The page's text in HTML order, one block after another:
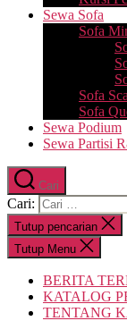
Sewa Sofa
Sofa
Sofa
Sofa
Sewa Podium
Sewa Partisi
Cari
Cari:
Tutup pencarian
Tutup Menu
BERITA
KATALOG
TENTANG